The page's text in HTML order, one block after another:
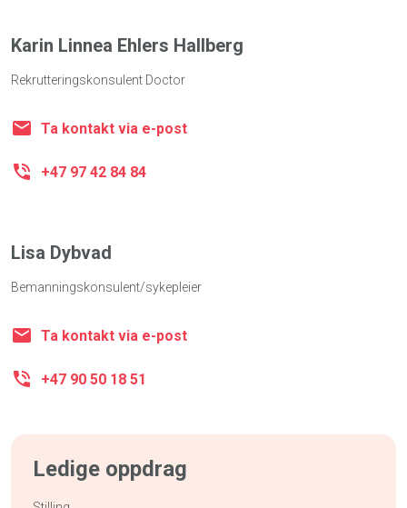
Karin Linnea Ehlers Hallberg
Rekrutteringskonsulent Doctor
Ta kontakt via e-post
+47 97 42 84 84
Lisa Dybvad
Bemanningskonsulent/sykepleier
Ta kontakt via e-post
+47 90 50 18 51
Ledige oppdrag